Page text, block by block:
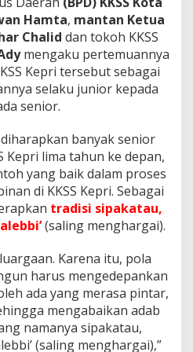
Hamta, mantan Ketua
Chalid dan tokoh KKSS
mengaku pertemuannya
Kepri tersebut sebagai
selaku junior kepada
senior.
banyak senior
Kepri lima tahun ke depan,
yang baik dalam proses
di KKSS Kepri. Sebagai
tradisi sipakatau,
(saling menghargai).
Karena itu, pola
harus mengedepankan
ada yang merasa pintar,
mengabaikan adab
namanya sipakatau,
(saling menghargai),”